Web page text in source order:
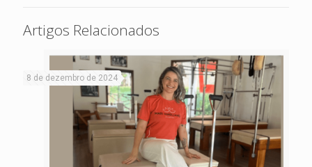
Artigos Relacionados
8 de dezembro de 2024